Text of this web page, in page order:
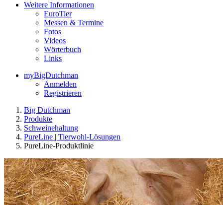
Weitere Informationen
EuroTier
Messen & Termine
Fotos
Videos
Wörterbuch
Links
myBigDutchman
Anmelden
Registrieren
Big Dutchman
Produkte
Schweinehaltung
PureLine | Tierwohl-Lösungen
PureLine-Produktlinie